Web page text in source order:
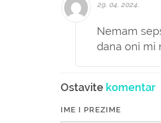
29. 04. 2024.
Nemam
dana oni mi
Ostavite komentar
IME I PREZIME